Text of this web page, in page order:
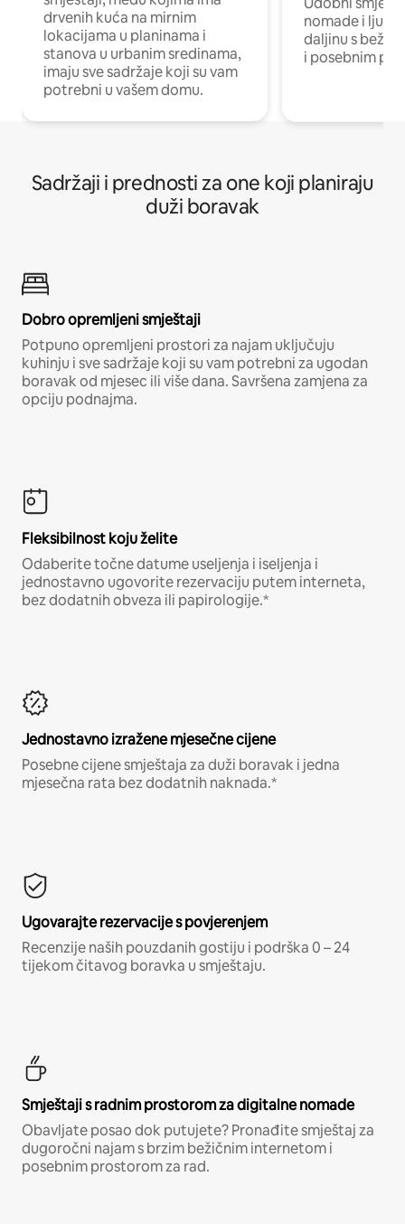
drvenih kuća na mirnim
lokacijama u planinama i
stanova u urbanim sredinama,
imaju sve sadržaje koji su vam
potrebni u vašem domu.
nomade i ljude
daljinu s
i posebnim
Sadržaji i prednosti za one koji planiraju
duži boravak
Dobro opremljeni smještaji
Potpuno opremljeni prostori za najam uključuju
kuhinju i sve sadržaje koji su vam potrebni za ugodan
boravak od mjesec ili više dana. Savršena zamjena za
opciju podnajma.
Fleksibilnost koju želite
Odaberite točne datume useljenja i iseljenja i
jednostavno ugovorite rezervaciju putem interneta,
bez dodatnih obveza ili papirologije.*
Jednostavno izražene mjesečne cijene
Posebne cijene smještaja za duži boravak i jedna
mjesečna rata bez dodatnih naknada.*
Ugovarajte rezervacije s povjerenjem
Recenzije naših pouzdanih gostiju i podrška 0 – 24
tijekom čitavog boravka u smještaju.
Smještaji s radnim prostorom za digitalne nomade
Obavljate posao dok putujete? Pronađite smještaj za
dugoročni najam s brzim bežičnim internetom i
posebnim prostorom za rad.